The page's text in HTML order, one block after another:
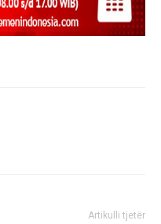
Artikulli tjetër